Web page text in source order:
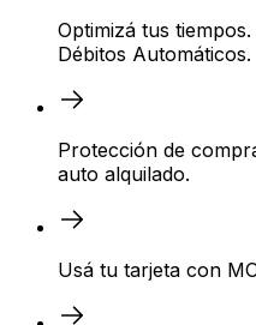
Optimizá tus
Débitos Automáticos.
Protección de
auto alquilado.
Usá tu tarjeta con